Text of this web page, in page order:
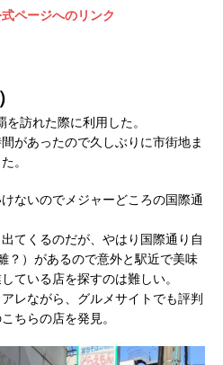
ページへのリンク
訪れた際に利用した。
があったので久しぶりに市街地ま
。
ないのでメジャーどころの国際通
てくるのだが、やはり国際通り自
？）があるので意外と駅近で美味
ている店を探すのは難しい。
レながら、グルメサイトでも評判
ちらの店を発見。